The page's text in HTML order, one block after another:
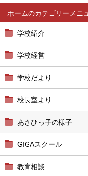
ホーム
学校紹介
学校経営
学校だより
校長室より
あさひっ子の様子
GIGAスクール
教育相談